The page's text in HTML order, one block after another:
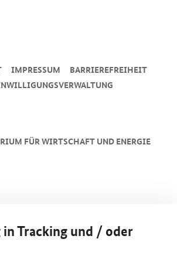
FÜR WIRTSCHAFT UND ENERGIE
IMPRESSUM
BARRIEREFREIHEIT
Tracking und / oder